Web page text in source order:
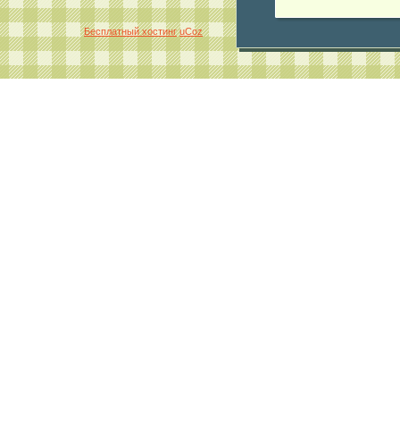
Бесплатный хостинг uCoz